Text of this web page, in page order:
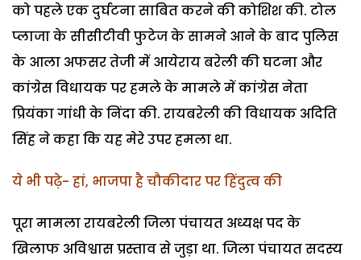
को पहले एक दुर्घटना साबित करने की कोशिश की. टोल
प्लाजा के सीसीटीवी फुटेज के सामने आने के बाद पुलिस
के आला अफसर तेजी में आयेराय बरेली की घटना और
कांग्रेस विधायक पर हमले के मामले में कांग्रेस नेता
प्रियंका गांधी के निंदा की. रायबरेली की विधायक अदिति
सिंह ने कहा कि यह मेरे उपर हमला था.
ये भी पढ़े- हां, भाजपा है चौकीदार पर हिंदुत्व की
पूरा मामला रायबरेली जिला पंचायत अध्यक्ष पद के
खिलाफ अविश्वास प्रस्ताव से जुड़ा था. जिला पंचायत सदस्य